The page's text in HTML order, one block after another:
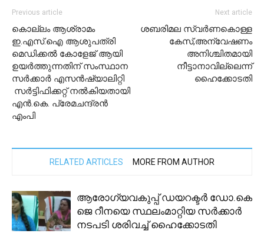
Previous article
കൊല്ലം ആശ്രാമം
ഇ.എസ്.ഐ ആശുപത്രി
മെഡിക്കല്‍ കോളേജ് ആയി
ഉയര്‍ത്തുന്നതിന് സംസ്ഥാന
സര്‍ക്കാര്‍ എസന്‍ഷ്യാലിറ്റി
സര്‍ട്ടിഫിക്കറ്റ് നല്‍കിയതായി
എന്‍.കെ. പ്രേമചന്ദ്രന്‍
എംപി
Next article
ശബരിമല സ്വർണകൊള്ള
കേസ്,അന്വേഷണം
അനിശ്ചിതമായി
നീട്ടാനാവില്ലെന്ന്
ഹൈക്കോടതി
RELATED ARTICLES MORE FROM AUTHOR
ആരോഗ്യവകുപ്പ് ഡയറക്ടര്‍ ഡോ.കെ
ജെ റീനയെ സ്ഥലംമാറ്റിയ സര്‍ക്കാര്‍
നടപടി ശരിവച്ച് ഹൈക്കോടതി